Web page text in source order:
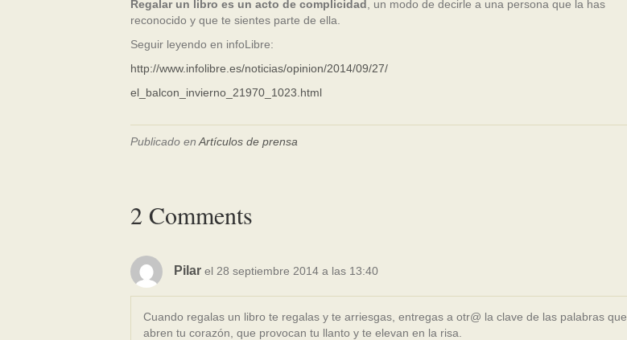
Regalar un libro es un acto de complicidad
, un modo de decirle a una persona que la has
reconocido y que te sientes parte de ella.
Seguir leyendo en infoLibre:
http://www.infolibre.es/noticias/opinion/2014/09/27/
el_balcon_invierno_21970_1023.html
Publicado en Artículos de prensa
2 Comments
Pilar el 28 septiembre 2014 a las 13:40
Cuando regalas un libro te regalas y te arriesgas, entregas a otr@ la clave de las palabras que
abren tu corazón, que provocan tu llanto y te elevan en la risa.